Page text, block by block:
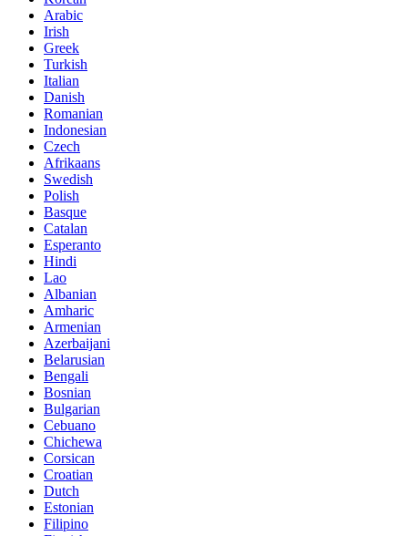
Arabic
Irish
Greek
Turkish
Italian
Danish
Romanian
Indonesian
Czech
Afrikaans
Swedish
Polish
Basque
Catalan
Esperanto
Hindi
Lao
Albanian
Amharic
Armenian
Azerbaijani
Belarusian
Bengali
Bosnian
Bulgarian
Cebuano
Chichewa
Corsican
Croatian
Dutch
Estonian
Filipino